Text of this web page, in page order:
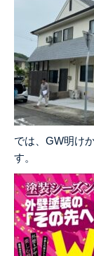
では、GW明け
す。